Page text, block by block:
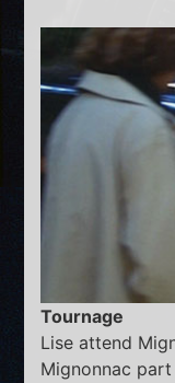
Tournage
Lise attend
Mignonnac